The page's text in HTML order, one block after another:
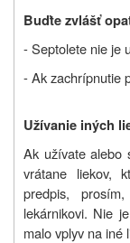
Buďte zvlášť
- Septolete nie je
- Ak zachrípnutie
Užívanie iných
Ak užívate alebo
vrátane liekov,
predpis,
lekárnikovi. Nie
malo vplyv na iné